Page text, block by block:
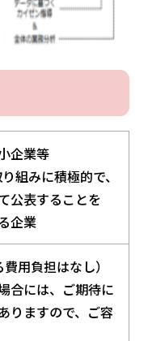
企業等
組みに積極的で、
公表することを
企業
用負担はなし）
合には、ご期待に
りますので、ご容